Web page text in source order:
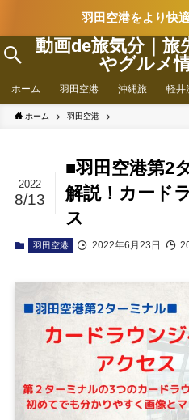
羽田空港をより快
動画de旅気分｜旅
やグルメ
ホーム 羽田空港 沖縄旅 軽井
ホーム 羽田空港
■羽田空港第2
解説！カード
ス
2022
8/13
羽田空港 2022年6月23日